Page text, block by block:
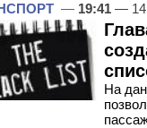
— 19:41 —
На